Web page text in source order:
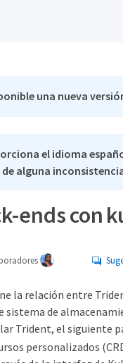
una nueva
el idioma
de alguna
ends con
la relación entre
sistema de
Trident, el siguiente
personalizados